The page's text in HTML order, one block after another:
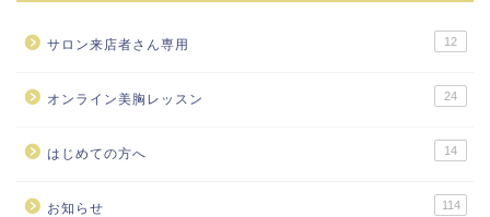
サロン来店者さん専用 12
オンライン美胸レッスン 24
はじめての方へ 14
お知らせ 114